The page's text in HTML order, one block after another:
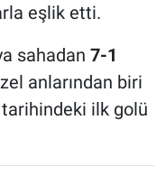
eşlik etti.
sahadan 7-1
anlarından biri
tarihindeki ilk golü